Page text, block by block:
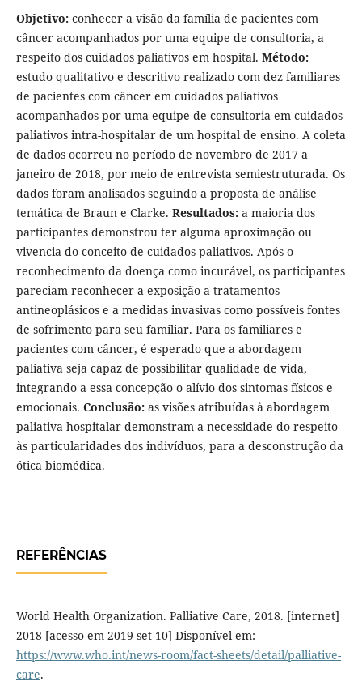
Objetivo: conhecer a visão da família de pacientes com
câncer acompanhados por uma equipe de consultoria, a
respeito dos cuidados paliativos em hospital. Método:
estudo qualitativo e descritivo realizado com dez familiares
de pacientes com câncer em cuidados paliativos
acompanhados por uma equipe de consultoria em cuidados
paliativos intra-hospitalar de um hospital de ensino. A coleta
de dados ocorreu no período de novembro de 2017 a
janeiro de 2018, por meio de entrevista semiestruturada. Os
dados foram analisados seguindo a proposta de análise
temática de Braun e Clarke. Resultados: a maioria dos
participantes demonstrou ter alguma aproximação ou
vivencia do conceito de cuidados paliativos. Após o
reconhecimento da doença como incurável, os participantes
pareciam reconhecer a exposição a tratamentos
antineoplásicos e a medidas invasivas como possíveis fontes
de sofrimento para seu familiar. Para os familiares e
pacientes com câncer, é esperado que a abordagem
paliativa seja capaz de possibilitar qualidade de vida,
integrando a essa concepção o alívio dos sintomas físicos e
emocionais. Conclusão: as visões atribuídas à abordagem
paliativa hospitalar demonstram a necessidade do respeito
às particularidades dos indivíduos, para a desconstrução da
ótica biomédica.
REFERÊNCIAS
World Health Organization. Palliative Care, 2018. [internet]
2018 [acesso em 2019 set 10] Disponível em:
https://www.who.int/news-room/fact-sheets/detail/palliative-
care.